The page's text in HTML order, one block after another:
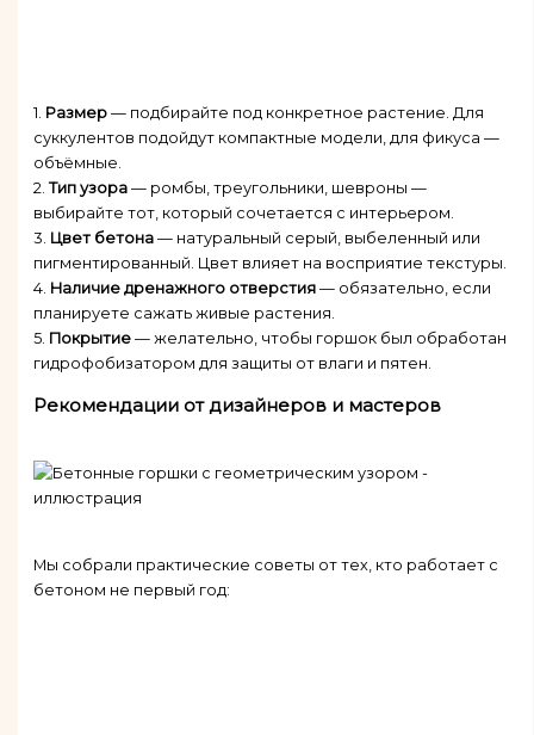
1. Размер— подбирайте под конкретное растение. Для
суккулентов подойдут компактные модели, для фикуса —
объёмные.
2. Тип узора— ромбы, треугольники, шевроны —
выбирайте тот, который сочетается с интерьером.
3. Цвет бетона— натуральный серый, выбеленный или
пигментированный. Цвет влияет на восприятие текстуры.
4. Наличие дренажного отверстия— обязательно, если
планируете сажать живые растения.
5. Покрытие— желательно, чтобы горшок был обработан
гидрофобизатором для защиты от влаги и пятен.
Рекомендации от дизайнеров и мастеров
Мы собрали практические советы от тех, кто работает с
бетоном не первый год: